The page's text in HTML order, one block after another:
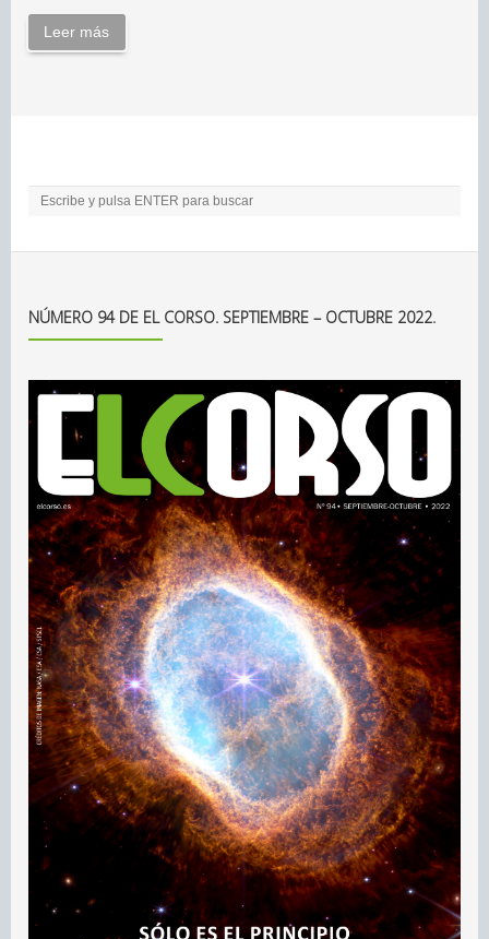
Leer más
NÚMERO 94 DE EL CORSO. SEPTIEMBRE – OCTUBRE 2022.